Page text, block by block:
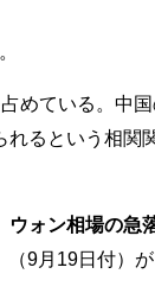
占めている。中
るという相関
ウォン相場の急
（9月19日付）